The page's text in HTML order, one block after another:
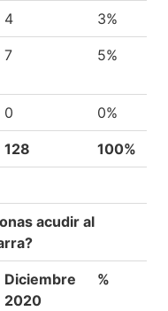
4 3%
7 5%
0 0%
128 100%
acudir al
Diciembre
2020
%